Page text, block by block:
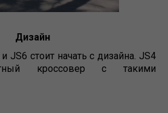
Дизайн
JS6 стоит начать с дизайна. JS4
кроссовер с такими